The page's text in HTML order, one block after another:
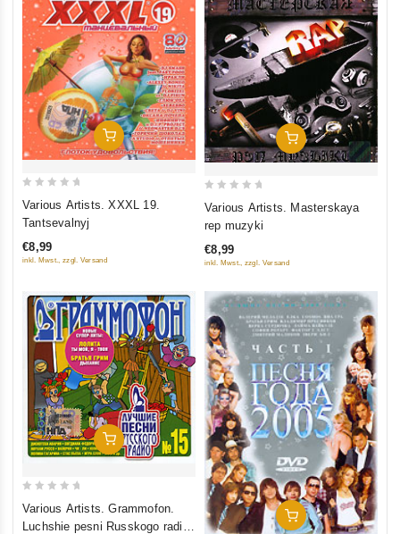
In Den Warenkorb
5
Various Artists. XXXL 19.
Tantsevalnyj
€8,99
inkl. Mwst., zzgl. Versand
In Den Warenkorb
5
Various Artists. Masterskaya
rep muzyki
€8,99
inkl. Mwst., zzgl. Versand
In Den Warenkorb
Various Artists. Grammofon.
Luchshie pesni Russkogo radio.
In Den Warenkorb